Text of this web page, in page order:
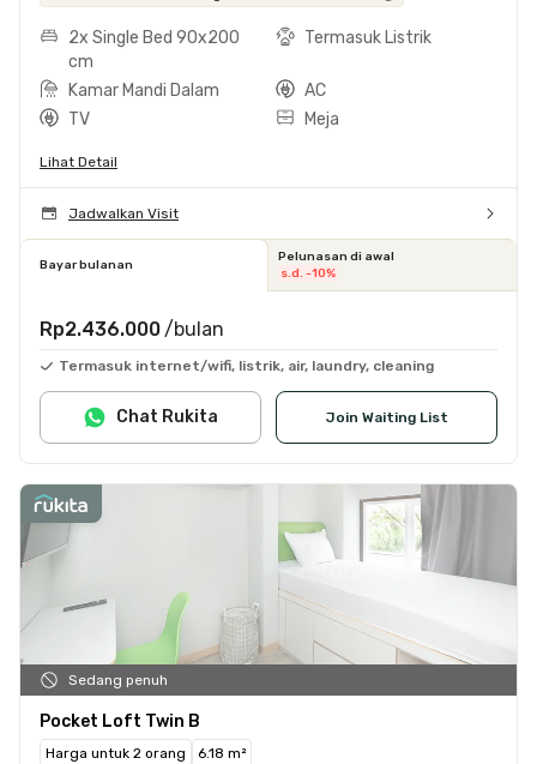
2x Single Bed 90x200
cm
Termasuk Listrik
Kamar Mandi Dalam
AC
TV
Meja
Lihat Detail
Jadwalkan Visit
Bayar bulanan
Pelunasan di awal
s.d. -10%
Rp2.436.000 /bulan
Termasuk internet/wifi, listrik, air, laundry, cleaning
Join Waiting List
Chat Rukita
Sedang penuh
Pocket Loft Twin B
Harga untuk 2 orang
6.18 m²